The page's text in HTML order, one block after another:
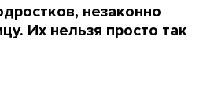
незаконно
Их нельзя просто так